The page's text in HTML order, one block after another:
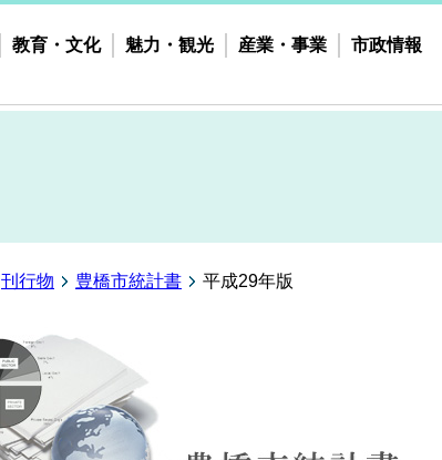
教育・文化 魅力・観光 産業・事業 市政情報
刊行物 豊橋市統計書 平成29年版